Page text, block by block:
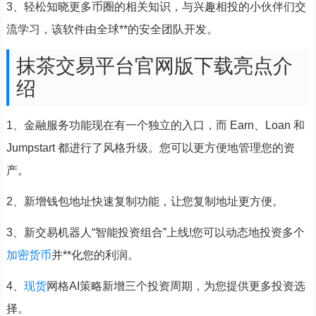
3、轻松知晓更多币圈的相关知识，与兴趣相投的小伙伴们交
流学习，该软件由全球**的安全团队开发。
抹茶交易平台官网版下载亮点介
绍
1、金融服务功能现在有一个独立的入口，而 Earn、Loan 和
Jumpstart 都进行了风格升级。您可以更方便地管理您的资
产。
2、新增钱包地址快速复制功能，让您复制地址更方便。
3、新交易机器人“智能投资组合”上线!您可以动态地投资多个
加密货币并**化您的利润。
4、 现货网格AI策略新增三个投资周期，为您提供更多投资选
择。